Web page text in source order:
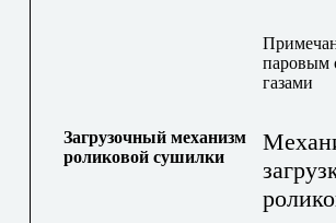
паровым
газами
Загрузочный механизм
роликовой сушилки